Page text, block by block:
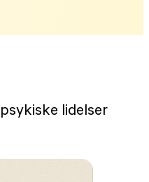
lidelser